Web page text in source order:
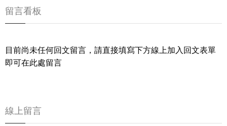
留言看板
目前尚未任何回文留言，請直接填寫下方線上加入回文表單
即可在此處留言
線上留言